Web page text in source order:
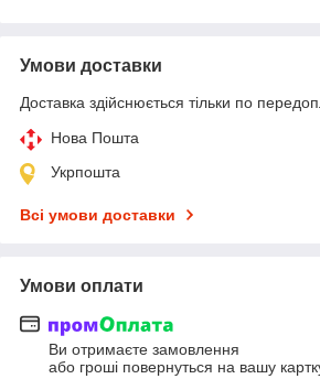
Умови доставки
Доставка здійснюється тільки по
Нова Пошта
Укрпошта
Всі умови доставки
Умови оплати
Ви отримаєте замовлення
або гроші повернуться на вашу